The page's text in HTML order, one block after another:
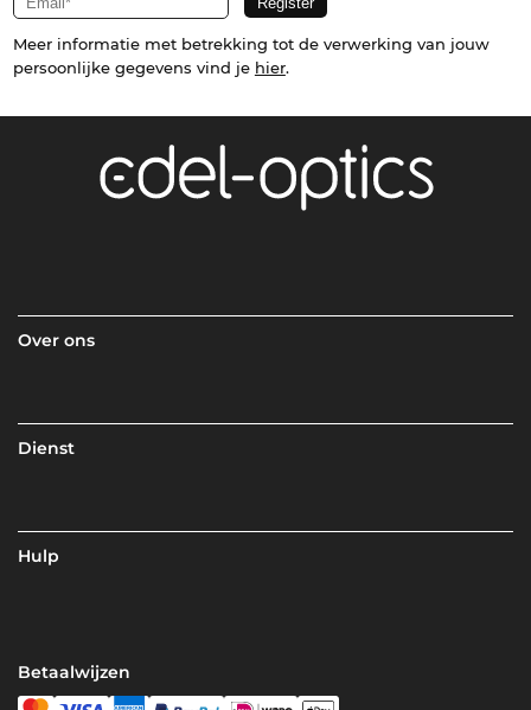
Meer informatie met betrekking tot de verwerking van jouw
persoonlijke gegevens vind je hier.
Over ons
Dienst
Hulp
Betaalwijzen